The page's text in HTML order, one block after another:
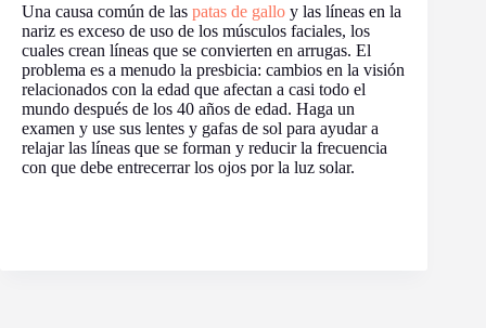
Una causa común de las patas de gallo y las líneas en la
nariz es exceso de uso de los músculos faciales, los
cuales crean líneas que se convierten en arrugas. El
problema es a menudo la presbicia: cambios en la visión
relacionados con la edad que afectan a casi todo el
mundo después de los 40 años de edad. Haga un
examen y use sus lentes y gafas de sol para ayudar a
relajar las líneas que se forman y reducir la frecuencia
con que debe entrecerrar los ojos por la luz solar.